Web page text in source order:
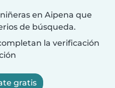
en Aipena que
de búsqueda.
la verificación
gratis